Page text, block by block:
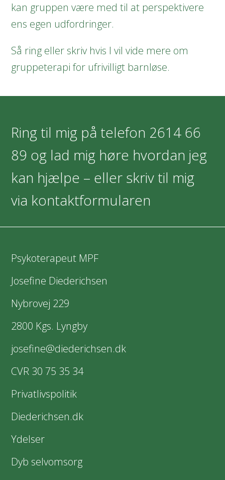
kan gruppen være med til at perspektivere
ens egen udfordringer.
Så ring eller skriv hvis I vil vide mere om
gruppeterapi for ufrivilligt barnløse.
Ring til mig på telefon 2614 66
89 og lad mig høre hvordan jeg
kan hjælpe – eller skriv til mig
via kontaktformularen
Psykoterapeut MPF
Josefine Diederichsen
Nybrovej 229
2800 Kgs. Lyngby
josefine@diederichsen.dk
CVR 30 75 35 34
Privatlivspolitik
Diederichsen.dk
Ydelser
Dyb selvomsorg